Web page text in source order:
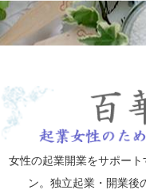
女性の起業開業をサポー
ン。独立起業・開業後